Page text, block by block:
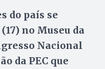
do país se
no Museu da
Nacional
da PEC que